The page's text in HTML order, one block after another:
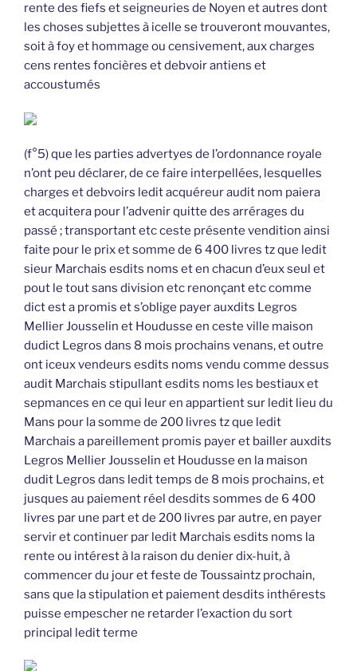
rente des fiefs et seigneuries de Noyen et autres dont
les choses subjettes à icelle se trouveront mouvantes,
soit à foy et hommage ou censivement, aux charges
cens rentes foncières et debvoir antiens et
accoustumés
(f°5) que les parties advertyes de l’ordonnance royale
n’ont peu déclarer, de ce faire interpellées, lesquelles
charges et debvoirs ledit acquéreur audit nom paiera
et acquitera pour l’advenir quitte des arrérages du
passé ; transportant etc ceste présente vendition ainsi
faite pour le prix et somme de 6 400 livres tz que ledit
sieur Marchais esdits noms et en chacun d’eux seul et
pout le tout sans division etc renonçant etc comme
dict est a promis et s’oblige payer auxdits Legros
Mellier Jousselin et Houdusse en ceste ville maison
dudict Legros dans 8 mois prochains venans, et outre
ont iceux vendeurs esdits noms vendu comme dessus
audit Marchais stipullant esdits noms les bestiaux et
sepmances en ce qui leur en appartient sur ledit lieu du
Mans pour la somme de 200 livres tz que ledit
Marchais a pareillement promis payer et bailler auxdits
Legros Mellier Jousselin et Houdusse en la maison
dudit Legros dans ledit temps de 8 mois prochains, et
jusques au paiement réel desdits sommes de 6 400
livres par une part et de 200 livres par autre, en payer
servir et continuer par ledit Marchais esdits noms la
rente ou intérest à la raison du denier dix-huit, à
commencer du jour et feste de Toussaintz prochain,
sans que la stipulation et paiement desdits inthérests
puisse empescher ne retarder l’exaction du sort
principal ledit terme